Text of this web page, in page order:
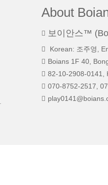
About
보이안스™
Korean: 조주영,
Boians 1F 40,
82-10-2908-0141,
070-8752-2517,